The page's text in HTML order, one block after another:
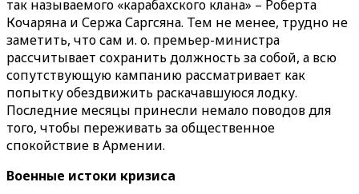
так называемого «карабахского клана» – Роберта
Кочаряна и Сержа Саргсяна. Тем не менее, трудно не
заметить, что сам и. о. премьер-министра
рассчитывает сохранить должность за собой, а всю
сопутствующую кампанию рассматривает как
попытку обездвижить раскачавшуюся лодку.
Последние месяцы принесли немало поводов для
того, чтобы переживать за общественное
спокойствие в Армении.
Военные истоки кризиса